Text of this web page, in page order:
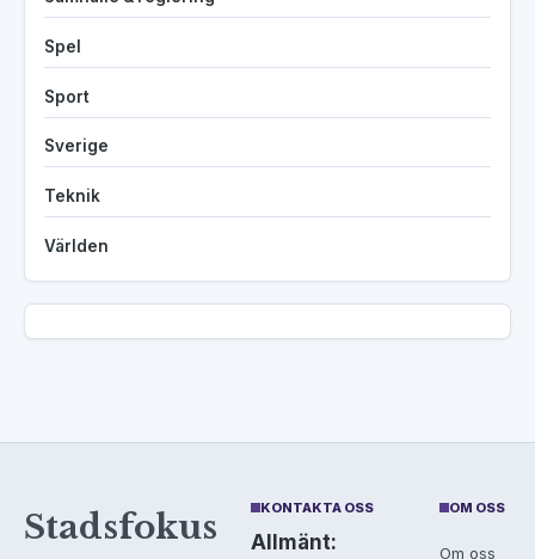
Spel
Sport
Sverige
Teknik
Världen
Stadsfokus KONTAKTA OSS
Allmänt:
OM OSS
Om oss